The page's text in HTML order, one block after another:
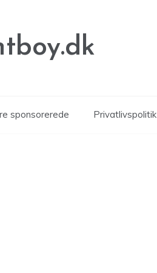
sponsorerede Privatlivspolitik